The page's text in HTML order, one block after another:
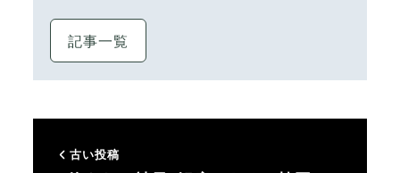
記事一覧
古い投稿